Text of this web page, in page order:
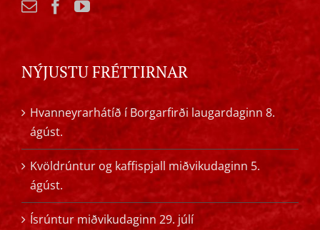
NÝJUSTU FRÉTTIRNAR
Hvanneyrarhátíð í Borgarfirði laugardaginn 8.
ágúst.
Kvöldrúntur og kaffispjall miðvikudaginn 5.
ágúst.
Ísrúntur miðvikudaginn 29. júlí